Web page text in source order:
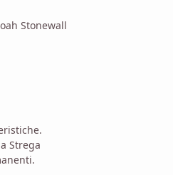
Stonewall
Strega